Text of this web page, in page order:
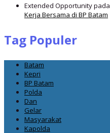
Extended Opportunitypada
Kerja Bersama di BP Batam
Tag Populer
Batam
Kepri
BP Batam
Polda
Dan
Gelar
Masyarakat
Kapolda